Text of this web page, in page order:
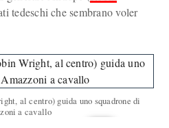
tedeschi che sembrano voler
al centro) guida uno squadrone di
a cavallo